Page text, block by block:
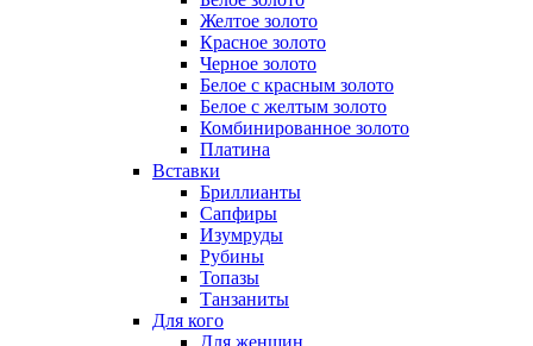
Желтое золото
Красное золото
Черное золото
Белое с красным золото
Белое с желтым золото
Комбинированное золото
Платина
Вставки
Бриллианты
Сапфиры
Изумруды
Рубины
Топазы
Танзаниты
Для кого
Для женщин